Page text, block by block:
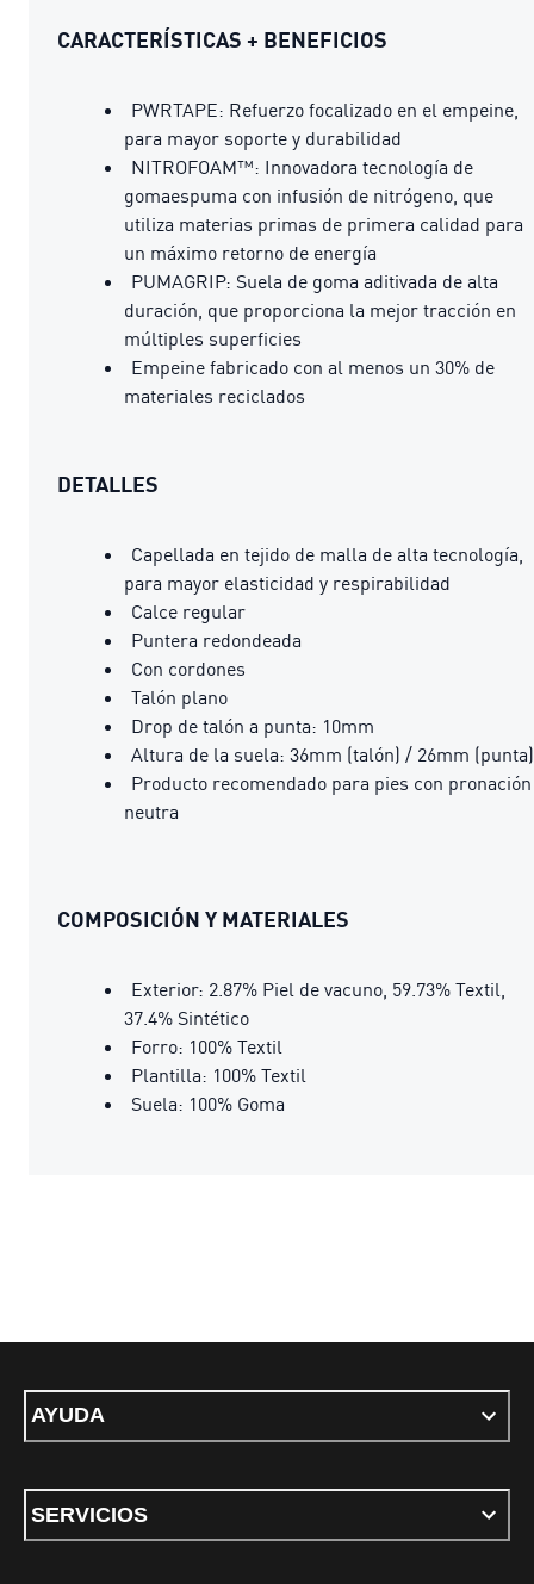
CARACTERÍSTICAS + BENEFICIOS
PWRTAPE: Refuerzo focalizado en el empeine,
para mayor soporte y durabilidad
NITROFOAM™: Innovadora tecnología de
gomaespuma con infusión de nitrógeno, que
utiliza materias primas de primera calidad para
un máximo retorno de energía
PUMAGRIP: Suela de goma aditivada de alta
duración, que proporciona la mejor tracción en
múltiples superficies
Empeine fabricado con al menos un 30% de
materiales reciclados
DETALLES
Capellada en tejido de malla de alta tecnología,
para mayor elasticidad y respirabilidad
Calce regular
Puntera redondeada
Con cordones
Talón plano
Drop de talón a punta: 10mm
Altura de la suela: 36mm (talón) / 26mm (punta)
Producto recomendado para pies con pronación
neutra
COMPOSICIÓN Y MATERIALES
Exterior: 2.87% Piel de vacuno, 59.73% Textil,
37.4% Sintético
Forro: 100% Textil
Plantilla: 100% Textil
Suela: 100% Goma
AYUDA
SERVICIOS